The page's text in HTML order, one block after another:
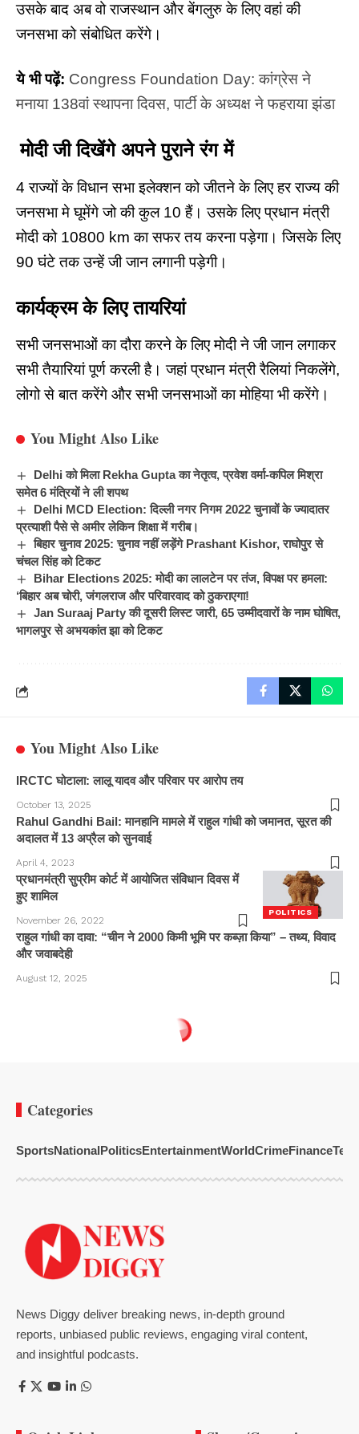
उसके बाद अब वो राजस्थान और बेंगलुरु के लिए वहां की
जनसभा को संबोधित करेंगे।
ये भी पढ़ें: Congress Foundation Day: कांग्रेस ने
मनाया 138वां स्थापना दिवस, पार्टी के अध्यक्ष ने फहराया झंडा
मोदीजीदिखेंगे अपने पुराने रंग में
4 राज्यों के विधान सभा इलेक्शन को जीतने के लिए हर राज्य की
जनसभा मे घूमेंगे जो की कुल 10 हैं। उसके लिएप्रधान मंत्री
मोदी को 10800 km का सफर तय करना पड़ेगा। जिसके लिए
90 घंटे तक उन्हें जी जान लगानी पड़ेगी।
कार्यक्रम के लिए तायरियां
सभी जनसभाओं का दौरा करने के लिए मोदी ने जी जान लगाकर
सभी तैयारियां पूर्ण करली है। जहां प्रधान मंत्री रैलियां निकलेंगे,
लोगो से बात करेंगे और सभी जनसभाओं का मोहिया भी करेंगे।
You Might Also Like
Delhi को मिला Rekha Gupta का नेतृत्व, प्रवेश वर्मा-कपिल मिश्रा
समेत 6 मंत्रियों ने ली शपथ
Delhi MCD Election: दिल्ली नगर निगम 2022 चुनावों के ज्यादातर
प्रत्याशी पैसे से अमीर लेकिन शिक्षा में गरीब।
बिहार चुनाव 2025: चुनाव नहीं लड़ेंगे Prashant Kishor, राघोपुर से
चंचल सिंह को टिकट
Bihar Elections 2025: मोदी का लालटेन पर तंज, विपक्ष पर हमला:
‘बिहार अब चोरी, जंगलराज और परिवारवाद को ठुकराएगा!
Jan Suraaj Party की दूसरी लिस्ट जारी, 65 उम्मीदवारों के नाम घोषित,
भागलपुर से अभयकांत झा को टिकट
You Might Also Like
IRCTC घोटाला: लालू यादव और परिवार पर आरोप तय
October 13, 2025
Rahul Gandhi Bail: मानहानि मामले में राहुल गांधी को जमानत, सूरत की
अदालत में 13 अप्रैल को सुनवाई
April 4, 2023
POLITICS
प्रधानमंत्री सुप्रीम कोर्ट में आयोजित संविधान दिवस में
हुए शामिल
November 26, 2022
राहुल गांधी का दावा: “चीन ने 2000 किमी भूमि पर कब्ज़ा किया” – तथ्य, विवाद
और जवाबदेही
August 12, 2025
Categories
SportsNationalPoliticsEntertainmentWorldCrimeFinance
News Diggy deliver breaking news, in-depth ground
reports, unbiased public reviews, engaging viral content,
and insightful podcasts.